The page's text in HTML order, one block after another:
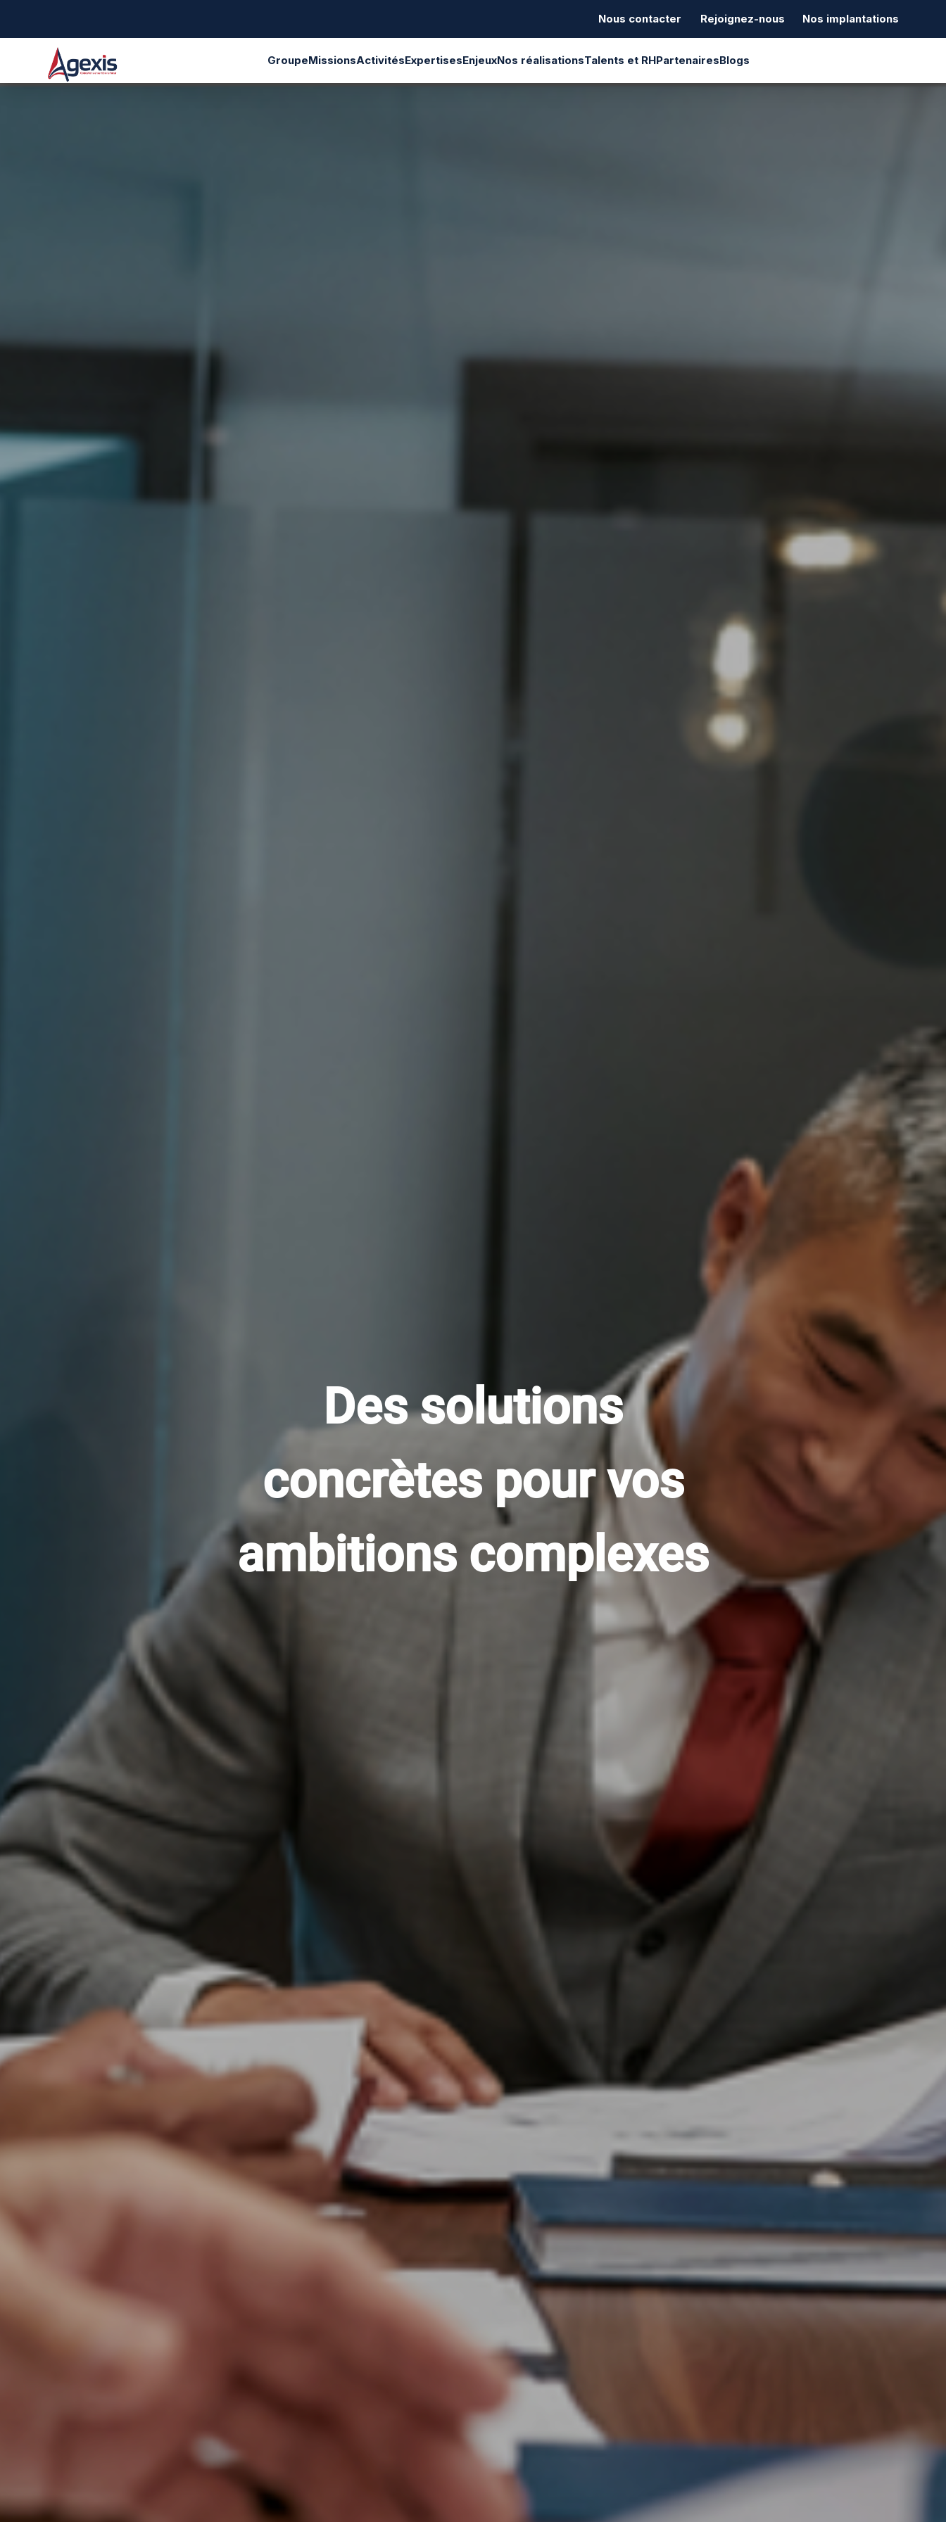
Nous contacter Rejoignez-nous Nos implantations
GroupeMissionsActivitésExpertisesEnjeuxNos réalisationsTalents et RHPartenairesBlogs
Des solutions
concrètes pour vos
ambitions complexes